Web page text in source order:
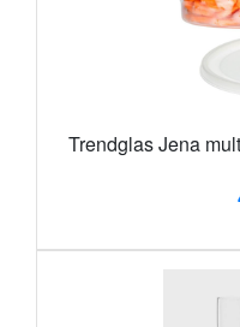
Trendglas Jena